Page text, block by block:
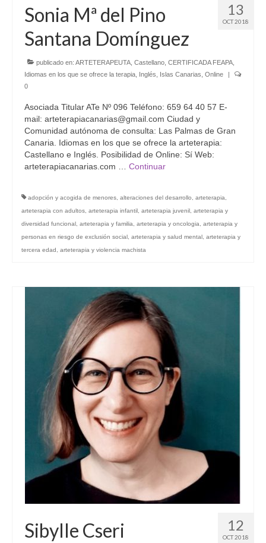
13
OCT 2018
Sonia Mª del Pino
Santana Domínguez
publicado en: ARTETERAPEUTA Castellano CERTIFICADA FEAPA
Idiomas en los que se ofrece la terapia Inglés Islas Canarias Online
|
0
Asociada Titular ATe Nº 096 Teléfono: 659 64 40 57 E-
mail: arteterapiacanarias@gmail.com Ciudad y
Comunidad autónoma de consulta: Las Palmas de Gran
Canaria. Idiomas en los que se ofrece la arteterapia:
Castellano e Inglés. Posibilidad de Online: Sí Web:
arteterapiacanarias.com … Continuar
adopción y acogida de menores alteraciones del desarrollo arteterapia
arteterapia con adultos arteterapia infantil arteterapia juvenil arteterapia y
diversidad funcional arteterapia y familia arteterapia y oncologia
arteterapia y
personas en riesgo de exclusión social arteterapia y salud mental arteterapia y
tercera edad
arteterapia y violencia machista
12
OCT 2018
Sibylle Cseri